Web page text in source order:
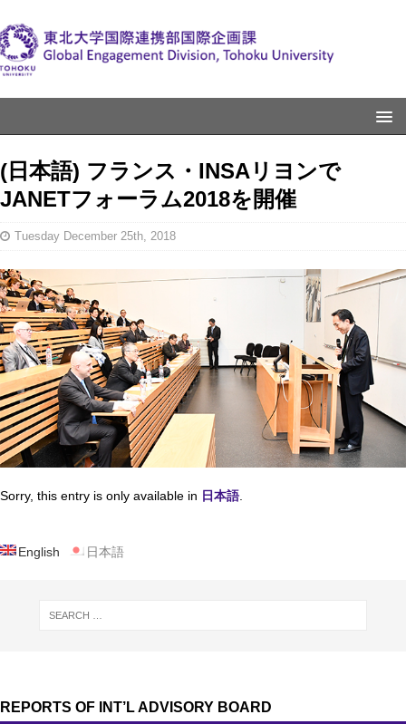
(日本語) フランス・INSAリヨンで
JANETフォーラム2018を開催
Tuesday December 25th, 2018
Sorry, this entry is only available in 日本語
English 日本語
REPORTS OF INT’L ADVISORY BOARD